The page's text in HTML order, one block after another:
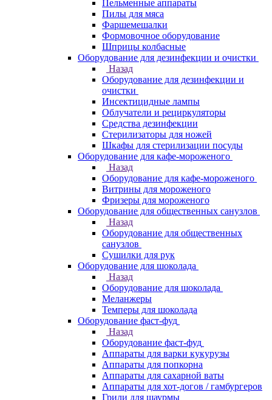
Пельменные аппараты
Пилы для мяса
Фаршемешалки
Формовочное оборудование
Шприцы колбасные
Оборудование для дезинфекции и очистки
Назад
Оборудование для дезинфекции и
очистки
Инсектицидные лампы
Облучатели и рециркуляторы
Средства дезинфекции
Стерилизаторы для ножей
Шкафы для стерилизации посуды
Оборудование для кафе-мороженого
Назад
Оборудование для кафе-мороженого
Витрины для мороженого
Фризеры для мороженого
Оборудование для общественных санузлов
Назад
Оборудование для общественных
санузлов
Сушилки для рук
Оборудование для шоколада
Назад
Оборудование для шоколада
Меланжеры
Темперы для шоколада
Оборудование фаст-фуд
Назад
Оборудование фаст-фуд
Аппараты для варки кукурузы
Аппараты для попкорна
Аппараты для сахарной ваты
Аппараты для хот-догов / гамбургеров
Грили для шаурмы